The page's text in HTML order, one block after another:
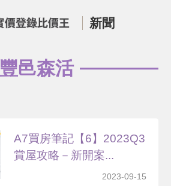
新聞
豐邑森活
A7買房筆記【6】2023Q3
賞屋攻略－新開案...
2023-09-15